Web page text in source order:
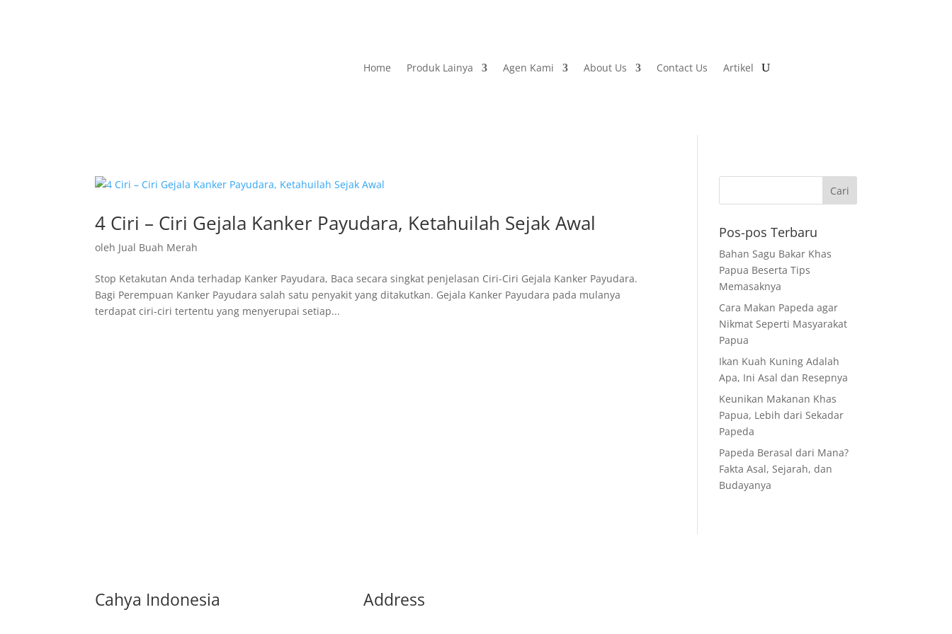
Home Produk Lainya Agen Kami About Us Contact Us Artikel
4 Ciri – Ciri Gejala Kanker Payudara, Ketahuilah Sejak Awal
oleh Jual Buah Merah
Stop Ketakutan Anda terhadap Kanker Payudara, Baca secara singkat penjelasan Ciri-Ciri Gejala Kanker Payudara.
Bagi Perempuan Kanker Payudara salah satu penyakit yang ditakutkan. Gejala Kanker Payudara pada mulanya
terdapat ciri-ciri tertentu yang menyerupai setiap...
Pos-pos Terbaru
Bahan Sagu Bakar Khas
Papua Beserta Tips
Memasaknya
Cara Makan Papeda agar
Nikmat Seperti Masyarakat
Papua
Ikan Kuah Kuning Adalah
Apa, Ini Asal dan Resepnya
Keunikan Makanan Khas
Papua, Lebih dari Sekadar
Papeda
Papeda Berasal dari Mana?
Fakta Asal, Sejarah, dan
Budayanya
Cahya Indonesia Address